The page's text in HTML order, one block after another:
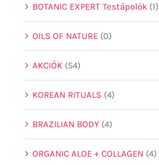
BOTANIC EXPERT Testápolók (1)
OILS OF NATURE (0)
AKCIÓK (54)
KOREAN RITUALS (4)
BRAZILIAN BODY (4)
ORGANIC ALOE + COLLAGEN (4)